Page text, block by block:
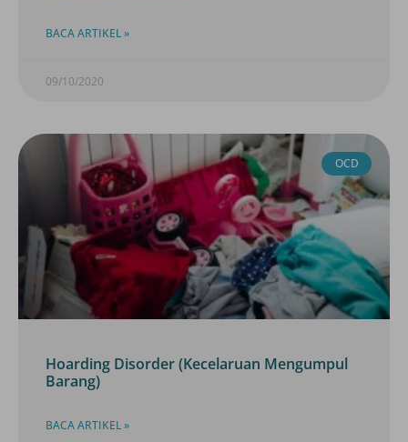
BACA ARTIKEL »
09/10/2020
OCD
Hoarding Disorder (Kecelaruan Mengumpul
Barang)
BACA ARTIKEL »